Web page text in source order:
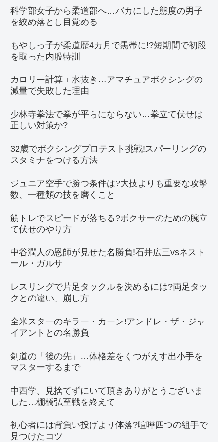
科学部女子から柔道部へ…バカにした態度の男子
を絞め落とし目覚める
もやしっ子が柔道歴4カ月で黒帯に!?短期間で初段
を取った内股特訓
カロリー計算＋水抜き…アマチュアボクシングの
減量で失敗した理由
少林寺拳法で拳が平らにならない…拳立て伏せは
正しい対策か?
32歳でボクシングプロテスト挑戦!スパーリングの
スタミナをつける方法
ジュニア空手で勝つ条件は?大技よりも重要な攻撃
数、一種類の技を磨くこと
筋トレでスピードが落ちる?ボクサーのための腕立
て伏せのやり方
中谷潤人の恩師が見せた名勝負!石井広三vsネスト
ール・ガルサ
レスリングで片足タックルを決めるには?両足タッ
クとの違い、崩し方
全米スターのキラー・カーン!アンドレ・ザ・ジャ
イアントとの名勝負
剣道の「後の先」…体格差をくつがえす出小手を
マスターするまで
中西学、見捨てずにいて頂きありがとうございま
した…棚橋弘至戦を終えて
初心者には背負い投げより体落?喧嘩四つの組手で
見つけたコツ